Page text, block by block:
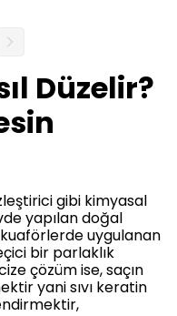
Düzelir?
gibi kimyasal
yapılan doğal
uygulanan
bir parlaklık
çözüm ise, saçın
yani sıvı keratin